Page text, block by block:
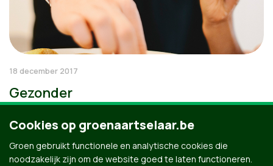
18 december 2017
Gezonder
Cookies op groenaartselaar.be
Groen gebruikt functionele en analytische cookies die
noodzakelijk zijn om de website goed te laten functioneren.